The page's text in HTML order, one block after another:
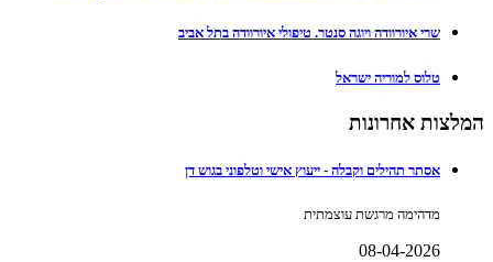
שרי איורוודה ויוגה סנטר. טיפולי איורוודה בתל אביב
טלוס למוריה ישראל
המלצות אחרונות
אסתר תהילים וקבלה - ייעוץ אישי וטלפוני בגוש דן
מדהימה מרגשת עוצמתית
08-04-2026